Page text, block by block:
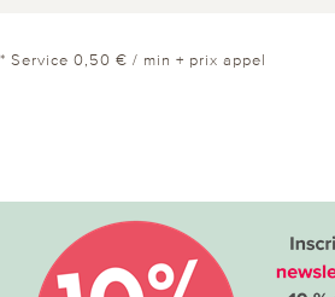
* Service 0,50 € / min + prix appel